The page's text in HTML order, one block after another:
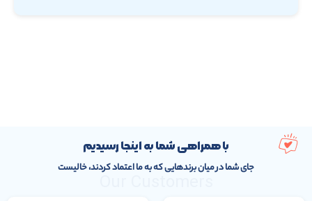
با همراهی شما به اینجا رسیدیم
جای شما در میان برندهایی که به ما اعتماد کردند، خالیست